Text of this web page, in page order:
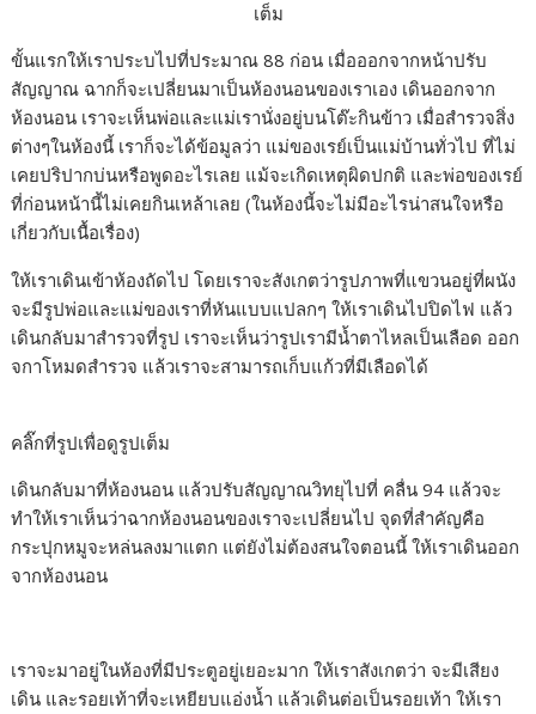
เต็ม
ขั้นแรกให้เราประบไปที่ประมาณ 88 ก่อน เมื่อออกจากหน้าปรับ
สัญญาณ ฉากก็จะเปลี่ยนมาเป็นห้องนอนของเราเอง เดินออกจาก
ห้องนอน เราจะเห็นพ่อและแม่เรานั่งอยู่บนโต๊ะกินข้าว เมื่อสำรวจสิ่ง
ต่างๆในห้องนี้ เราก็จะได้ข้อมูลว่า แม่ของเรย์เป็นแม่บ้านทั่วไป ที่ไม่
เคยปริปากบ่นหรือพูดอะไรเลย แม้จะเกิดเหตุผิดปกติ และพ่อของเรย์
ที่ก่อนหน้านี้ไม่เคยกินเหล้าเลย (ในห้องนี้จะไม่มีอะไรน่าสนใจหรือ
เกี่ยวกับเนื้อเรื่อง)
ให้เราเดินเข้าห้องถัดไป โดยเราจะสังเกตว่ารูปภาพที่แขวนอยู่ที่ผนัง
จะมีรูปพ่อและแม่ของเราที่หันแบบแปลกๆ ให้เราเดินไปปิดไฟ แล้ว
เดินกลับมาสำรวจที่รูป เราจะเห็นว่ารูปเรามีน้ำตาไหลเป็นเลือด ออก
จกาโหมดสำรวจ แล้วเราจะสามารถเก็บแก้วที่มีเลือดได้
คลิ๊กที่รูปเพื่อดูรูปเต็ม
เดินกลับมาที่ห้องนอน แล้วปรับสัญญาณวิทยุไปที่ คลื่น 94 แล้วจะ
ทำให้เราเห็นว่าฉากห้องนอนของเราจะเปลี่ยนไป จุดที่สำคัญคือ
กระปุกหมูจะหล่นลงมาแตก แต่ยังไม่ต้องสนใจตอนนี้ ให้เราเดินออก
จากห้องนอน
เราจะมาอยู่ในห้องที่มีประตูอยู่เยอะมาก ให้เราสังเกตว่า จะมีเสียง
เดิน และรอยเท้าที่จะเหยียบแอ่งน้ำ แล้วเดินต่อเป็นรอยเท้า ให้เรา